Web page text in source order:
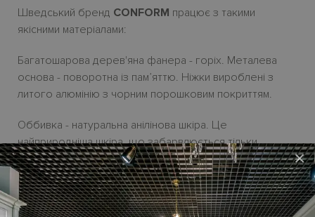
×
Шведський бренд CONFORM працює з такими
якісними матеріалами:
Багатошарова дерев'яна фанера - горіх. Металева
основа - поворотна із пам’яттю. Ніжки вироблені з
литого алюмінію з чорним порошковим покриттям.
Оббивка - натуральна анілінова шкіра. Це
найприродніша шкіра, що забарвлюється тільки
натуральними барвниками. Дуже гладка і з віком
чудово патинується. Вонавимагає додаткового
догляду,бо не оброблена хімічними речовинами і це
надає меблям унікальний характер.